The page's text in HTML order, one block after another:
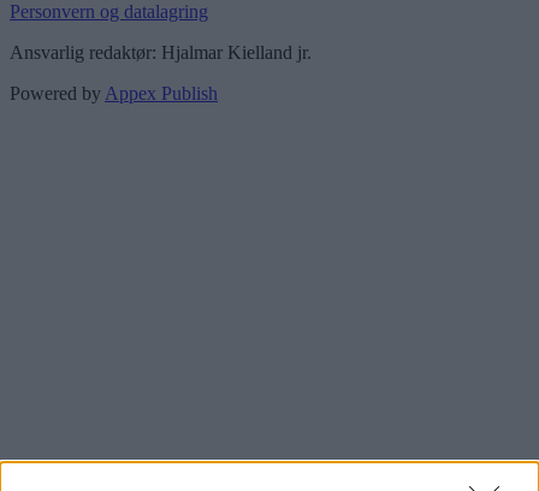
Personvern og datalagring
Ansvarlig redaktør: Hjalmar Kielland jr.
Powered by Appex Publish